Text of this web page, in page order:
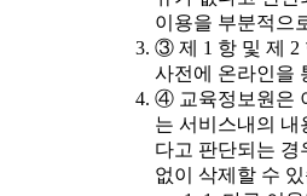
이용을 부분적으
③ 제 1 항 및 제 2
사전에 온라인을
④ 교육정보원은
는 서비스내의
다고 판단되는 경
없이 삭제할 수